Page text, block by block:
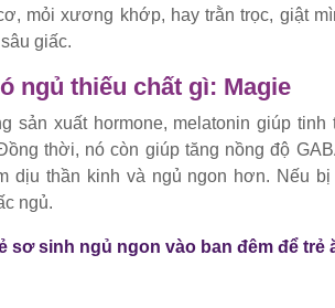
mỏi xương khớp, hay trằn trọc, giật
giấc.
ngủ thiếu chất gì: Magie
sản xuất hormone, melatonin giúp
thời, nó còn giúp tăng nồng độ
dịu thần kinh và ngủ ngon hơn. Nếu
ngủ.
sơ sinh ngủ ngon vào ban đêm để trẻ